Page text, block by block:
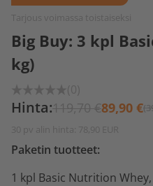
Tarjous voimassa toistaiseksi
Big Buy: 3 kpl
kg)
(0)
Hinta:119,70 €89,90 €
30 pv alin hinta: 78,90 EUR
Paketin tuotteet:
1 kpl Basic Nutrition